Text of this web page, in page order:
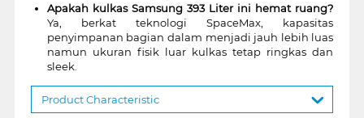
Apakah kulkas Samsung 393 Liter ini hemat ruang?
Ya, berkat teknologi SpaceMax, kapasitas
penyimpanan bagian dalam menjadi jauh lebih luas
namun ukuran fisik luar kulkas tetap ringkas dan
sleek.
Product Characteristic